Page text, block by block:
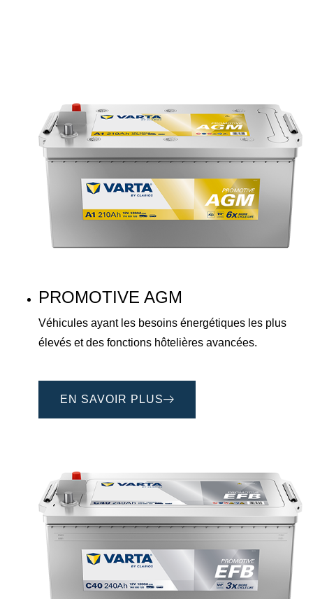
PROMOTIVE AGM
Véhicules ayant les besoins énergétiques les plus
élevés et des fonctions hôtelières avancées.
EN SAVOIR PLUS